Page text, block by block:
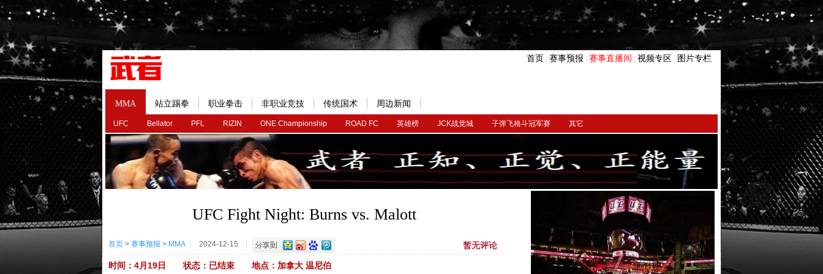
首页 赛事预报 赛事直播间 视频专区 图片专栏
MMA
UFC Bellator PFL RIZIN ONE Championship ROAD FC 英雄榜 JCK战觉城 子弹飞格斗冠军赛 其它
站立踢拳 职业拳击 非职业竞技 传统国术 周边新闻
UFC Fight Night: Burns vs. Malott
首页 > 赛事预报 > MMA 2024-12-15 暂无评论
时间：4月19日 状态：已结束 地点：加拿大 温尼伯